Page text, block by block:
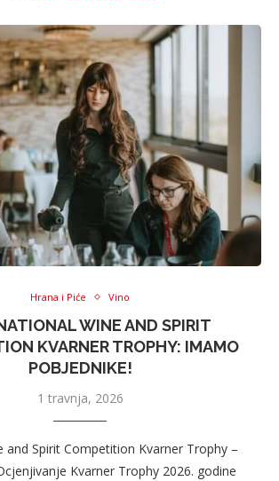
Hrana i Piće Vino
WINE AND SPIRIT
KVARNER TROPHY: IMAMO
POBJEDNIKE!
1 travnja, 2026
and Spirit Competition Kvarner Trophy –
Kvarner Trophy 2026. godine